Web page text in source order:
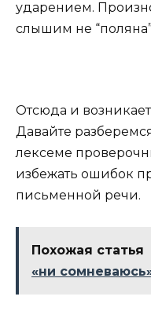
ударением.
слышим не
Отсюда и
Давайте
лексеме
избежать ошибок
письменной речи.
Похожая статья
«ни